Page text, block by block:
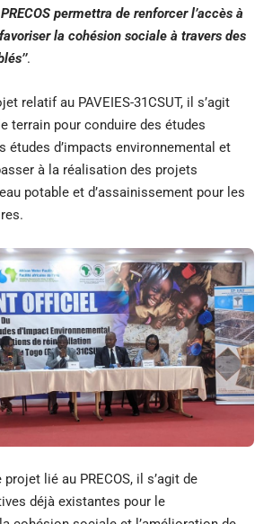
permettra de renforcer l’accès à
la cohésion sociale à travers des
.
relatif au PAVEIES-31CSUT, il s’agit
terrain pour conduire des études
études d’impacts environnemental et
à la réalisation des projets
potable et d’assainissement pour les
lié au PRECOS, il s’agit de
déjà existantes pour le